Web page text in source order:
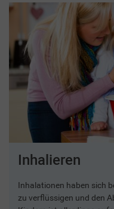
Inhalieren
Inhalationen haben sich
zu verflüssigen und den